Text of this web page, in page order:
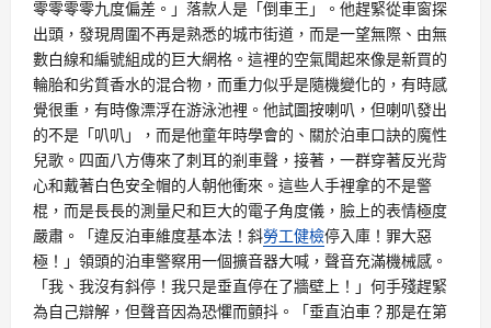
零零零零九度偏差。」落款人是「倒車王」。他趕緊從車窗探
出頭，發現周圍不再是熟悉的城市街道，而是一望無際、由無
數白線和編號組成的巨大網格。這裡的空氣聞起來像是新買的
輪胎和劣質香水的混合物，而重力似乎是隨機變化的，有時感
覺很重，有時像漂浮在游泳池裡。他試圖按喇叭，但喇叭發出
的不是「叭叭」，而是他童年時學會的、關於泊車口訣的魔性
兒歌。四面八方傳來了刺耳的剎車聲，接著，一群穿著反光背
心和戴著白色安全帽的人朝他衝來。這些人手裡拿的不是警
棍，而是長長的測量尺和巨大的電子角度儀，臉上的表情極度
嚴肅。「違反泊車維度基本法！斜勞工健檢停入庫！罪大惡
極！」領頭的泊車警察用一個擴音器大喊，聲音充滿機械感。
「我、我沒有斜停！我只是垂直停在了牆壁上！」何手殘趕緊
為自己辯解，但聲音因為恐懼而顫抖。「垂直泊車？那是在第